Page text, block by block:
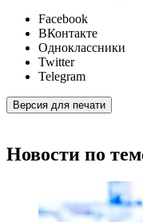
Facebook
ВКонтакте
Одноклассники
Twitter
Telegram
Версия для печати
Новости по